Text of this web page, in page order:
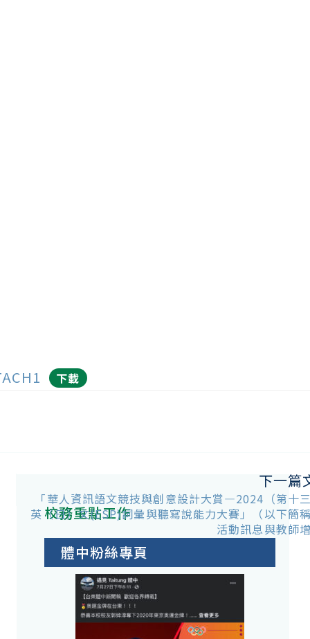
下載
下一篇
「華人資訊語文競技與創意設計大賞―2024（第十
英（日）文(ESP)詞彙與聽寫說能力大賽」（以下簡
活動訊息與教師
校務重點工作
體中粉絲專頁